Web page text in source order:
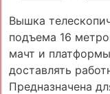
Вышка
подъема 16
мачт и
доставлять
Предназначена